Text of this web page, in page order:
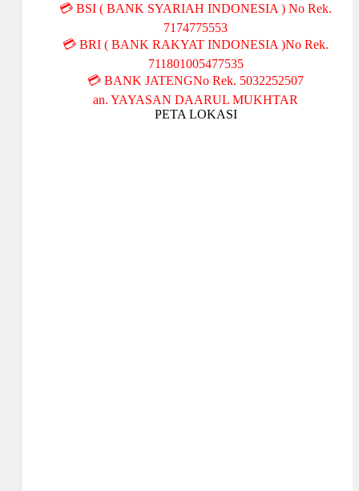
💳 BSI ( BANK SYARIAH INDONESIA ) No Rek.
7174775553
💳 BRI ( BANK RAKYAT INDONESIA )No Rek.
711801005477535
💳 BANK JATENGNo Rek. 5032252507
an. YAYASAN DAARUL MUKHTAR
PETA LOKASI